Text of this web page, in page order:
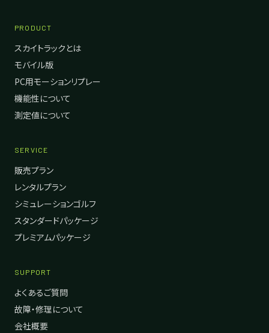
PRODUCT
スカイトラックとは
モバイル版
PC用モーションリプレー
機能性について
測定値について
SERVICE
販売プラン
レンタルプラン
シミュレーションゴルフ
スタンダードパッケージ
プレミアムパッケージ
SUPPORT
よくあるご質問
故障・修理について
会社概要